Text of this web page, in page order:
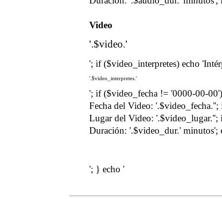
Video
'.$video.'
'; if ($video_interpretes) echo
'.$video_interpretes.'
'; if ($video_fecha != '0000-00-
Fecha del Video:
Lugar del Video:
Duración: '.$video_dur.' minutos';
'; } echo '